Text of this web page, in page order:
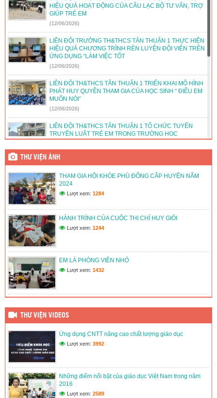
HIỆU QUẢ HOẠT ĐỘNG CỦA CÂU LẠC BỘ TƯ VẤN, TRỢ
GIÚP TRẺ EM
(12/06/2026)
LIÊN ĐỘI TRƯỜNG TH&THCS TÂN THUẬN 1 THỰC HIỆN
HIỆU QUẢ CHƯƠNG TRÌNH RÈN LUYỆN ĐỘI VIÊN TRÊN
ỨNG DỤNG “LÀM VIỆC TỐT
(12/06/2026)
LIÊN ĐỘI TH&THCS TÂN THUẬN 1 TRIỂN KHAI MÔ HÌNH
PHÁT HUY QUYỀN THAM GIA CỦA HỌC SINH “ ĐIỀU EM
MUỐN NÓI”
(12/06/2026)
LIÊN ĐỘI TH&THCS TÂN THUẬN 1 TỔ CHỨC TUYÊN
TRUYỀN LUẬT TRẺ EM TRONG TRƯỜNG HỌC
LIÊN ĐỘI TH&THCS TÂN THUẬN 1 TỔ CHỨC HOẠT ĐỘNG
(12/06/2026)
LIÊN ĐỘI TRƯỜNG TH&THCS TÂN THUẬN 1 DUY TRÌ VÀ
PHÁT TRIỂN CÂU LẠC BỘ VĂN HÓA, VĂN NGHỆ, THỂ
THAO
(12/06/2026)
LIÊN ĐỘI TRƯỜNG TH&THCS TÂN THUẬN 1 TỔ CHỨC
HOẠT ĐỘNG VIẾT THƯ CHÀO MỪNG ĐẠI HỘI ĐOÀN CÁC
CẤP
(12/06/2026)
THƯ VIỆN ẢNH
THAM GIA HỘI KHỎE PHÙ ĐỔNG CẤP HUYỆN NĂM
2024
Lượt xem: 1284
HÀNH TRÌNH CỦA CUỘC THI CHỈ HUY GIỎI
Lượt xem: 1244
EM LÀ PHÓNG VIÊN NHỎ
Lượt xem: 1432
THƯ VIỆN VIDEOS
Ứng dụng CNTT nâng cao chất lượng giáo dục
Lượt xem: 3992
Những điểm nổi bật của giáo dục Việt Nam trong năm
2016
Lượt xem: 2589